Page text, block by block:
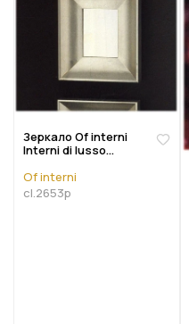
Зеркало Of interni
Interni di lusso
Of interni
cl.2653p